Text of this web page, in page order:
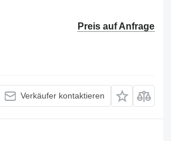
Preis auf Anfrage
Verkäufer kontaktieren